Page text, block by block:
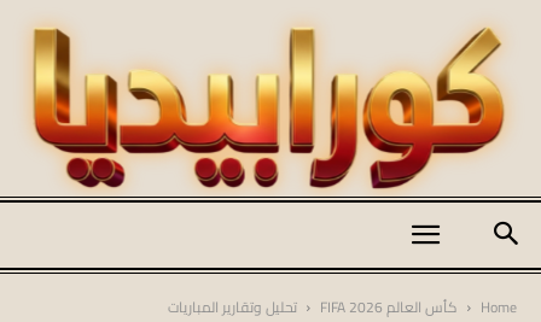
Home كأس العالم FIFA 2026 تحليل وتقارير المباريات